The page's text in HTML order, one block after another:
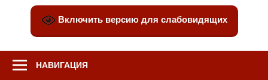
Включить версию для слабовидящих
НАВИГАЦИЯ